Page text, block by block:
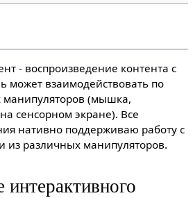
- воспроизведение контента с
может взаимодействовать по
манипуляторов (мышка,
сенсорном экране). Все
нативно поддерживаю работу с
различных манипуляторов.